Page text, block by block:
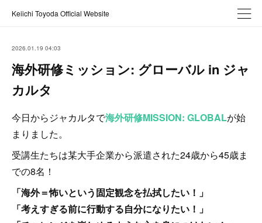
Keiichi Toyoda Official Website
2026.01.19 04:03
海外研修ミッション: グローバル in ジャ
カルタ
今日からジャカルタで海外研修MISSION: GLOBALが始
まりました。
受講生たちは某大手企業から派遣された24歳から45歳ま
での8名！
「海外＝怖いという固定観念を払拭したい！」
「考えすぎる前に行動する自分になりたい！」